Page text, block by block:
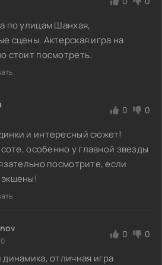
по улицам Шанхая,
сцены. Актерская игра на
стоит посмотреть.
0 0
и интересный сюжет!
особенно у главной звезды
посмотрите, если
0 0
отличная игра